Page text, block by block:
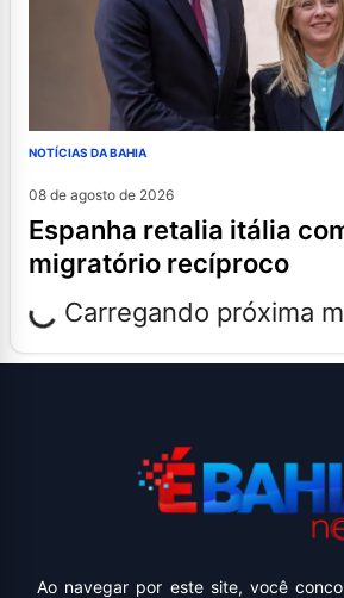
NOTÍCIAS DA BAHIA
08 de agosto de 2026
espanha retalia itália com controle
migratório recíproco
Carregando próxima
Ao navegar por este site, você